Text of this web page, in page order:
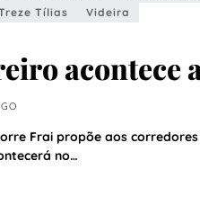
Tílias Videira
acontece
Frai propõe aos
no…